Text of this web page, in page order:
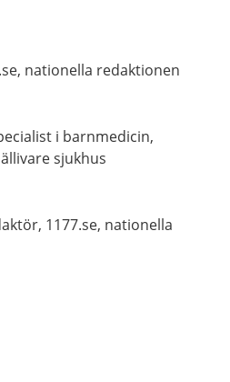
nationella redaktionen
i barnmedicin,
sjukhus
1177.se, nationella